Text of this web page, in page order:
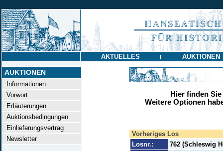
AKTUELLES | AUKTIONEN
AUKTIONEN
Informationen
Vorwort
Erläuterungen
Auktionsbedingungen
Einlieferungsvertrag
Newsletter
Hier finden
Weitere Optionen
Vorheriges Los
Losnr.:
762 (Schleswig